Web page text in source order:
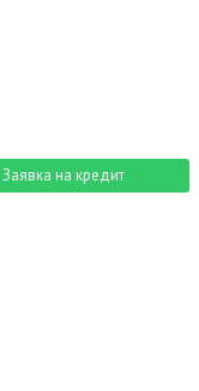
Заявка на кредит